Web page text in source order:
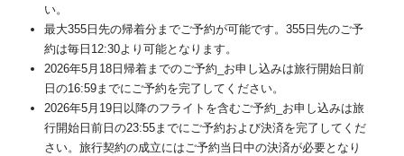
い。
最大355日先の帰着分までご予約が可能です。355日先のご予
約は毎日12:30より可能となります。
2026年5月18日帰着までのご予約_お申し込みは旅行開始日前
日の16:59までにご予約を完了してください。
2026年5月19日以降のフライトを含むご予約_お申し込みは旅
行開始日前日の23:55までにご予約および決済を完了してくだ
さい。旅行契約の成立にはご予約当日中の決済が必要となり